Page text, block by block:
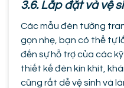
3.6. Lắp đặt và vệ
Các mẫu đèn tường
gọn nhẹ, bạn có thể tự
đến sự hỗ trợ của các
thiết kế đèn kín khít,
cũng rất dễ vệ sinh và